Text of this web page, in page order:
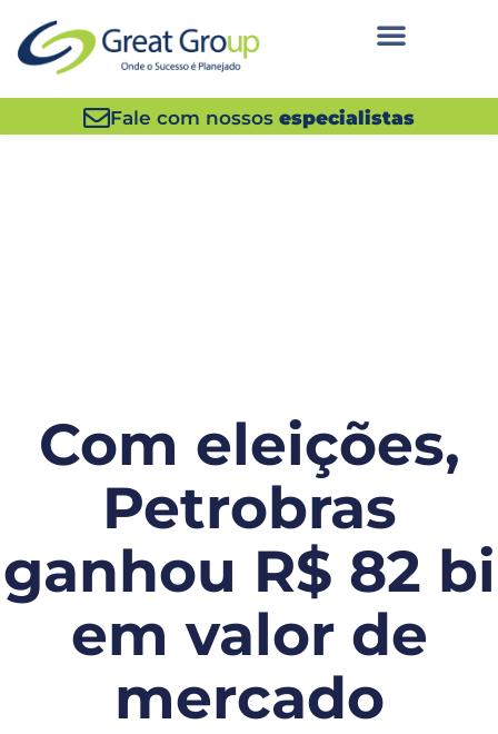
Fale com nossos especialistas
Com eleições,
Petrobras
ganhou R$ 82 bi
em valor de
mercado